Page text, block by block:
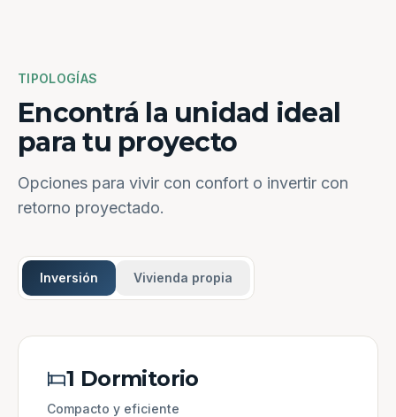
TIPOLOGÍAS
Encontrá la unidad ideal
para tu proyecto
Opciones para vivir con confort o invertir con
retorno proyectado.
Inversión Vivienda propia
1 Dormitorio
Compacto y eficiente